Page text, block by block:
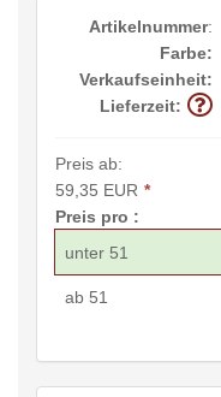
Artikelnummer:
Farbe:
Verkaufseinheit:
Lieferzeit:
Preis ab:
59,35 EUR *
Preis pro :
unter 51
ab 51